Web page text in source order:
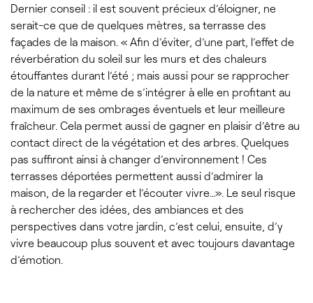
Dernier conseil : il est souvent précieux d’éloigner, ne
serait-ce que de quelques mètres, sa terrasse des
façades de la maison. « Afin d’éviter, d’une part, l’effet de
réverbération du soleil sur les murs et des chaleurs
étouffantes durant l’été ; mais aussi pour se rapprocher
de la nature et même de s’intégrer à elle en profitant au
maximum de ses ombrages éventuels et leur meilleure
fraîcheur. Cela permet aussi de gagner en plaisir d’être au
contact direct de la végétation et des arbres. Quelques
pas suffiront ainsi à changer d’environnement ! Ces
terrasses déportées permettent aussi d’admirer la
maison, de la regarder et l’écouter vivre…». Le seul risque
à rechercher des idées, des ambiances et des
perspectives dans votre jardin, c’est celui, ensuite, d’y
vivre beaucoup plus souvent et avec toujours davantage
d’émotion.